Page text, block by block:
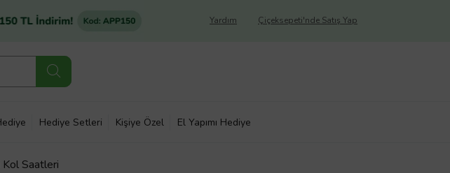
Çiçeksepeti'nde Satış Yap
Yardım
Hediye Setleri Kişiye Özel El Yapımı Hediye
Kol Saatleri